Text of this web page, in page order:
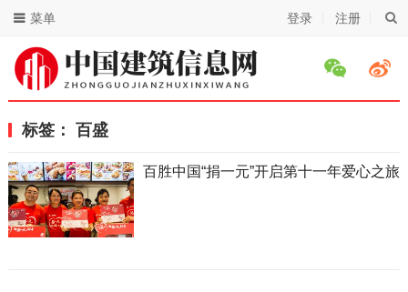
登录 注册
菜单
标签： 百盛
百胜中国“捐一元”开启第十一年爱心之旅